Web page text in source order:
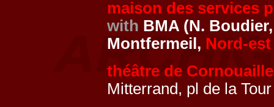
maison des services
with BMA (N.
Montfermeil, Nord-est
théâtre de Cornouaille
Mitterrand, pl de la